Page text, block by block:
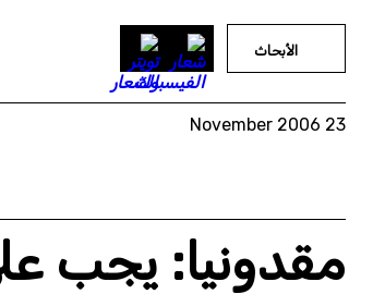
الأبحاث
23 November 2006
مقدونيا: يجب